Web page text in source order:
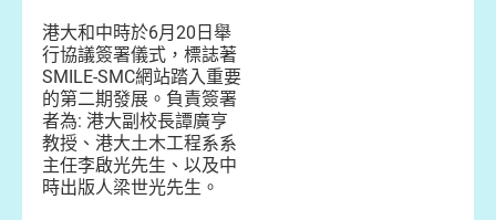
港大和中時於6月20日舉
行協議簽署儀式，標誌著
SMILE-SMC網站踏入重要
的第二期發展。負責簽署
者為: 港大副校長譚廣亨
教授、港大土木工程系系
主任李啟光先生、以及中
時出版人梁世光先生。